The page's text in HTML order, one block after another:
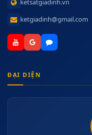
ketsatgiadinh.vn
ketgiadinh@gmail.com
ĐẠI DIỆN